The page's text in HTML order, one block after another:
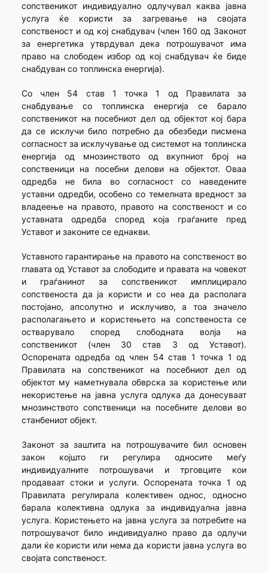
сопственикот индивидуално одлучувал каква јавна
услуга ќе користи за загревање на својата
сопственост и од кој снабдувач (член 160 од Законот
за енергетика утврдувал дека потрошувачот има
право на слободен избор од кој снабдувач ќе биде
снабдуван со топлинска енергија).
Со член 54 став 1 точка 1 од Правилата за
снабдување со топлинска енергија се барало
сопственикот на посебниот дел од објектот кој бара
да се исклучи било потребно да обезбеди писмена
согласност за исклучување од системот на топлинска
енергија од мнозинството од вкупниот број на
сопственици на посебни делови на објектот. Оваа
одредба не била во согласност со наведените
уставни одредби, особено со темелната вредност за
владеење на правото, правото на сопственост и со
уставната одредба според која граѓаните пред
Уставот и законите се еднакви.
Уставното гарантирање на правото на сопственост во
главата од Уставот за слободите и правата на човекот
и граѓанинот за сопственикот имплицирало
сопственоста да ја користи и со неа да располага
постојано, апсолутно и исклучиво, а тоа значело
располагањето и користењето на сопственоста се
остварувало според слободната волја на
сопственикот (член 30 став 3 од Уставот).
Оспорената одредба од член 54 став 1 точка 1 од
Правилата на сопственикот на посебниот дел од
објектот му наметнувала обврска за користење или
некористење на јавна услуга одлука да донесуваат
мнозинството сопственици на посебните делови во
станбениот објект.
Законот за заштита на потрошувачите бил основен
закон којшто ги регулира односите меѓу
индивидуалните потрошувачи и трговците кои
продаваат стоки и услуги. Оспорената точка 1 од
Правилата регулирала колективен однос, односно
барала колективна одлука за индивидуална јавна
услуга. Користењето на јавна услуга за потребите на
потрошувачот било индивидуално право да одлучи
дали ќе користи или нема да користи јавна услуга во
својата сопственост.